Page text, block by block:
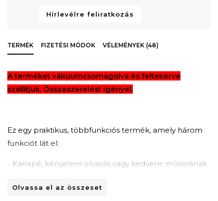
Hírlevélre feliratkozás
TERMÉK FIZETÉSI MÓDOK VÉLEMÉNYEK (48)
A terméket vákuumcsomagolva és feltekerve
szállítjuk. Összeszerelést igényel.
Ez egy praktikus, többfunkciós termék, amely három
funkciót lát el:
- Kanapé, kényelem olvasás vagy kedvenc műsorának
Olvassa el az összeset